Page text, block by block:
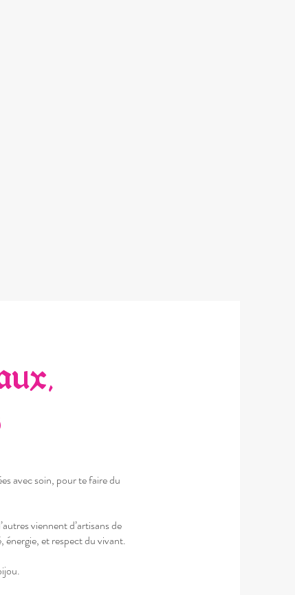
avec soin, pour te faire du
viennent d’artisans de
énergie, et respect du vivant.